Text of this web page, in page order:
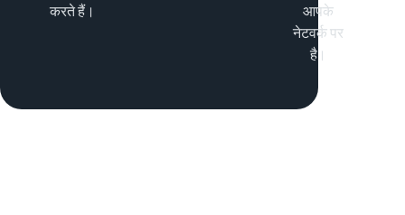
करते हैं।
आपके
नेटवर्क पर
है।